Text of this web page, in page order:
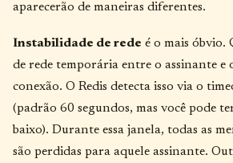
aparecerão de maneiras diferentes.
Instabilidade de rede é o mais óbvio.
de rede temporária entre o assinante e
conexão. O Redis detecta isso via o
(padrão 60 segundos, mas você pode
baixo). Durante essa janela, todas as
são perdidas para aquele assinante.